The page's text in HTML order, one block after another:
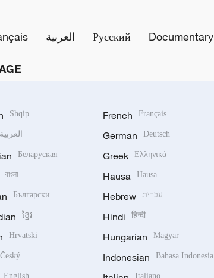
العربية Русский Documentary
Shqip
العربية
Беларуская
বাংলা
Български
ខ្មែរ
Hrvatski
Český
English
French Français
German Deutsch
Greek Ελληνικά
Hausa Hausa
Hebrew עברית
Hindi हिन्दी
Hungarian Magyar
Indonesian Bahasa Indonesia
Italiano